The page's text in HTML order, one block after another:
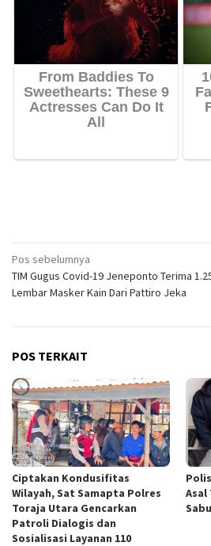
Navigasi
pos
Pos sebelumnya
TIM Gugus Covid-19 Jeneponto Terima
Lembar Masker Kain Dari Pattiro Jeka
POS TERKAIT
Ciptakan Kondusifitas
Wilayah, Sat Samapta Polres
Toraja Utara Gencarkan
Patroli Dialogis dan
Sosialisasi Layanan 110
Asal